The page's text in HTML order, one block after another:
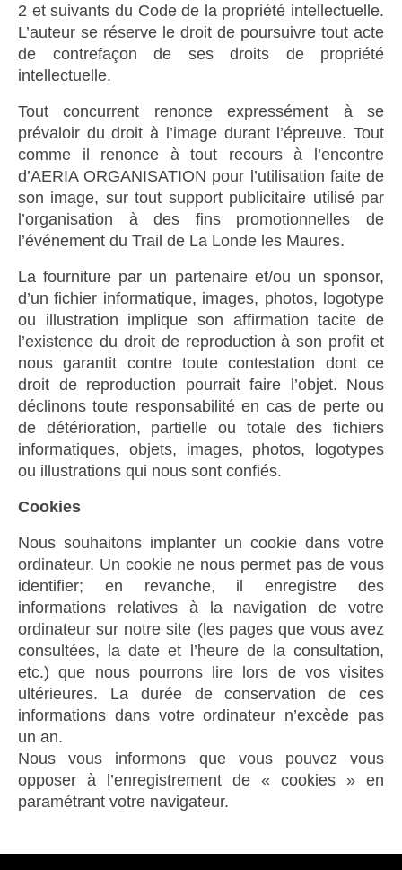
2 et suivants du Code de la propriété intellectuelle.
L’auteur se réserve le droit de poursuivre tout acte
de contrefaçon de ses droits de propriété
intellectuelle.
Tout concurrent renonce expressément à se
prévaloir du droit à l’image durant l’épreuve. Tout
comme il renonce à tout recours à l’encontre
d’AERIA ORGANISATION pour l’utilisation faite de
son image, sur tout support publicitaire utilisé par
l’organisation à des fins promotionnelles de
l’événement du Trail de La Londe les Maures.
La fourniture par un partenaire et/ou un sponsor,
d’un fichier informatique, images, photos, logotype
ou illustration implique son affirmation tacite de
l’existence du droit de reproduction à son profit et
nous garantit contre toute contestation dont ce
droit de reproduction pourrait faire l’objet. Nous
déclinons toute responsabilité en cas de perte ou
de détérioration, partielle ou totale des fichiers
informatiques, objets, images, photos, logotypes
ou illustrations qui nous sont confiés.
Cookies
Nous souhaitons implanter un cookie dans votre
ordinateur. Un cookie ne nous permet pas de vous
identifier; en revanche, il enregistre des
informations relatives à la navigation de votre
ordinateur sur notre site (les pages que vous avez
consultées, la date et l’heure de la consultation,
etc.) que nous pourrons lire lors de vos visites
ultérieures. La durée de conservation de ces
informations dans votre ordinateur n’excède pas
un an.
Nous vous informons que vous pouvez vous
opposer à l’enregistrement de « cookies » en
paramétrant votre navigateur.